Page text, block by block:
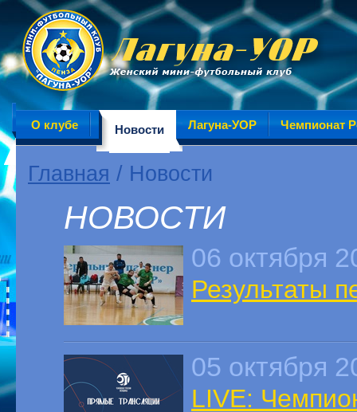
О клубе Новости Лагуна-УОР Чемпионат
Главная / Новости
НОВОСТИ
06 октября
Результаты
05 октября
LIVE: